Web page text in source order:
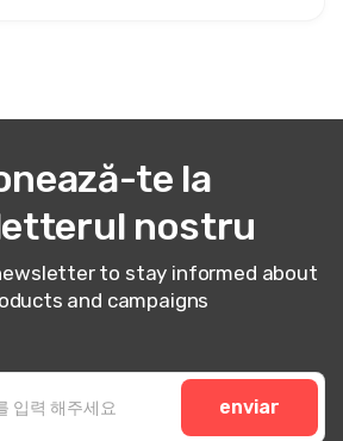
te la
nostru
to stay informed about
and campaigns
enviar